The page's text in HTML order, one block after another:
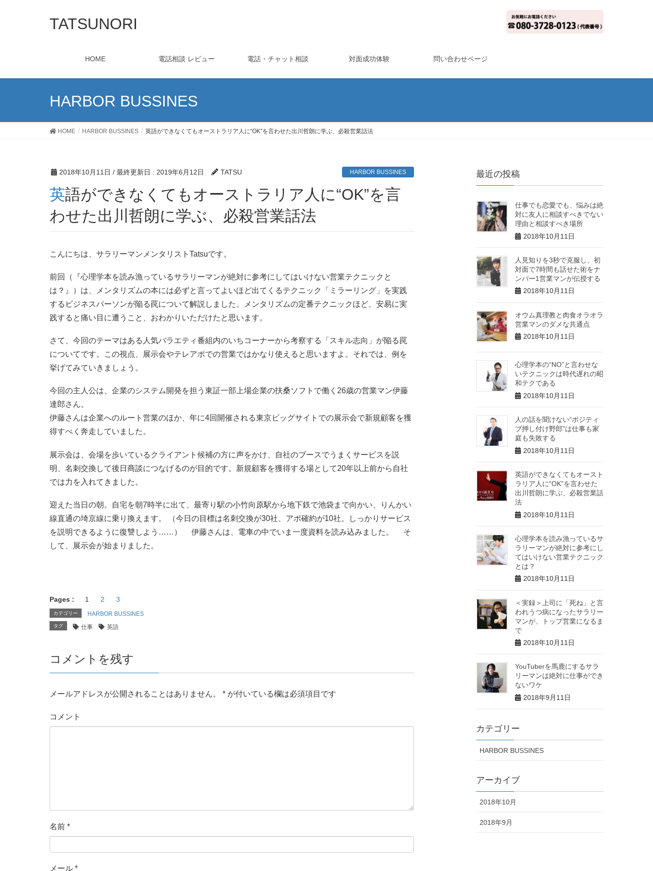
TATSUNORI
HOME 電話相談 レビュー 電話・チャット相談 対面成功体験 問い合わせページ
HARBOR BUSSINES
HOME HARBOR BUSSINES 英語ができなくてもオーストラリア人に“OK”を言わせた出川哲朗に学ぶ、必殺営業話法
2018年10月11日 / 最終更新日 : 2019年6月12日 TATSU HARBOR BUSSINES
英語ができなくてもオーストラリア人に“OK”を言
わせた出川哲朗に学ぶ、必殺営業話法
こんにちは、サラリーマンメンタリストTatsuです。
前回（『心理学本を読み漁っているサラリーマンが絶対に参考にしてはいけない営業テクニックと
は？』）は、メンタリズムの本には必ずと言ってよいほど出てくるテクニック「ミラーリング」を実践
するビジネスパーソンが陥る罠について解説しました。メンタリズムの定番テクニックほど、安易に実
践すると痛い目に遭うこと、おわかりいただけたと思います。
さて、今回のテーマはある人気バラエティ番組内のいちコーナーから考察する「スキル志向」が陥る罠
についてです。この視点、展示会やテレアポでの営業ではかなり使えると思いますよ。それでは、例を
挙げてみていきましょう。
今回の主人公は、企業のシステム開発を担う東証一部上場企業の扶桑ソフトで働く26歳の営業マン伊藤
達郎さん。
伊藤さんは企業へのルート営業のほか、年に4回開催される東京ビッグサイトでの展示会で新規顧客を獲
得すべく奔走していました。
展示会は、会場を歩いているクライアント候補の方に声をかけ、自社のブースでうまくサービスを説
明、名刺交換して後日商談につなげるのが目的です。新規顧客を獲得する場として20年以上前から自社
では力を入れてきました。
迎えた当日の朝。自宅を朝7時半に出て、最寄り駅の小竹向原駅から地下鉄で池袋まで向かい、りんかい
線直通の埼京線に乗り換えます。 （今日の目標は名刺交換が30社、アポ確約が10社。しっかりサービス
を説明できるように復讐しよう……） 伊藤さんは、電車の中でいま一度資料を読み込みました。 そ
して、展示会が始まりました。
Pages : 1 2 3
カテゴリー HARBOR BUSSINES
タグ 仕事 英語
コメントを残す
メールアドレスが公開されることはありません。 * が付いている欄は必須項目です
コメント
名前 *
メール *
最近の投稿
仕事でも恋愛でも、悩みは絶
対に友人に相談すべきでない
理由と相談すべき場所
2018年10月11日
人見知りを3秒で克服し、初
対面で7時間も話せた術をナ
ンバー1営業マンが伝授する
2018年10月11日
オウム真理教と肉食オラオラ
営業マンのダメな共通点
2018年10月11日
心理学本の“NO”と言わせな
いテクニックは時代遅れの昭
和テクである
2018年10月11日
人の話を聞けない“ポジティ
ブ押し付け野郎”は仕事も家
庭も失敗する
2018年10月11日
英語ができなくてもオースト
ラリア人に“OK”を言わせた
出川哲朗に学ぶ、必殺営業話
法
2018年10月11日
心理学本を読み漁っているサ
ラリーマンが絶対に参考にし
てはいけない営業テクニック
とは？
2018年10月11日
＜実録＞上司に「死ね」と言
われうつ病になったサラリー
マンが、トップ営業になるま
で
2018年10月11日
YouTuberを馬鹿にするサラ
リーマンは絶対に仕事ができ
ないワケ
2018年9月11日
カテゴリー
HARBOR BUSSINES
アーカイブ
2018年10月
2018年9月